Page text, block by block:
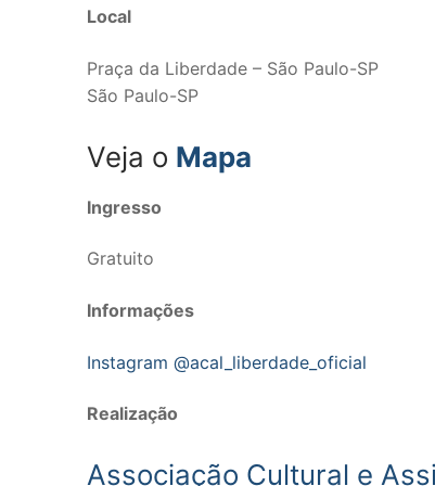
Local
Praça da Liberdade – São Paulo-SP
São Paulo-SP
Veja o Mapa
Ingresso
Gratuito
Informações
Instagram @acal_liberdade_oficial
Realização
Associação Cultural e